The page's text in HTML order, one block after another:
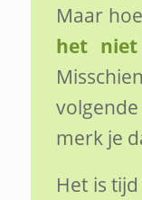
Maar
het niet
merk je
Het is